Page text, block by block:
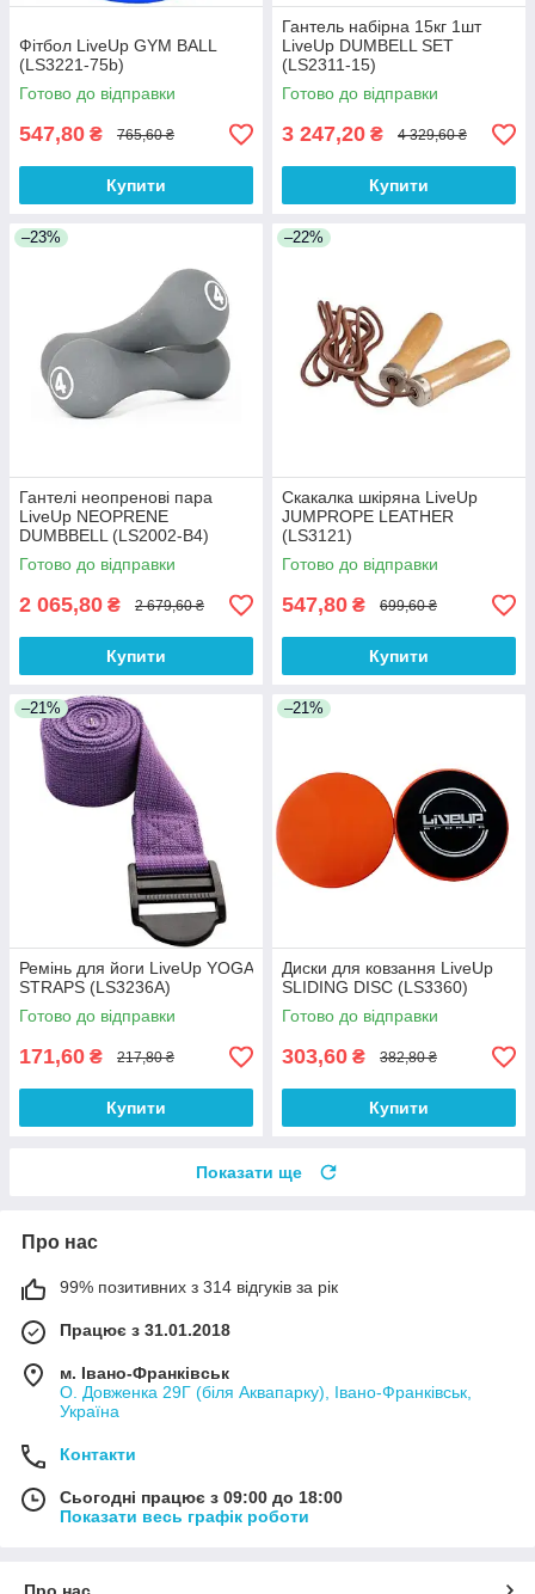
Фітбол LiveUp GYM BALL
(LS3221-75b)
Готово до відправки
547,80 ₴ 765,60 ₴
Купити
Гантель набірна 15кг 1шт
LiveUp DUMBELL SET
(LS2311-15)
Готово до відправки
3 247,20 ₴ 4 329,60 ₴
Купити
–23%
Гантелі неопренові пара
LiveUp NEOPRENE
DUMBBELL (LS2002-B4)
Готово до відправки
2 065,80 ₴ 2 679,60 ₴
Купити
–22%
Скакалка шкіряна LiveUp
JUMPROPE LEATHER
(LS3121)
Готово до відправки
547,80 ₴ 699,60 ₴
Купити
–21%
Ремінь для йоги LiveUp YOGA
STRAPS (LS3236A)
Готово до відправки
171,60 ₴ 217,80 ₴
Купити
–21%
Диски для ковзання LiveUp
SLIDING DISC (LS3360)
Готово до відправки
303,60 ₴ 382,80 ₴
Купити
Показати ще
Про нас
99% позитивних з 314 відгуків за рік
Працює з 31.01.2018
м. Івано-Франківськ
О. Довженка 29Г (біля Аквапарку), Івано-Франківськ,
Україна
Контакти
Сьогодні працює з 09:00 до 18:00
Показати весь графік роботи